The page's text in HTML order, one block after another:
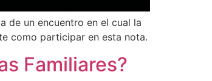
de un encuentro en el cual la
como participar en esta nota.
Familiares?